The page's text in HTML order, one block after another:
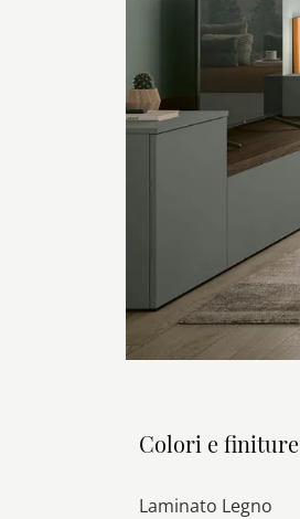
Colori e finiture
Laminato Legno